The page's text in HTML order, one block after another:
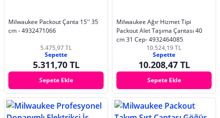
Milwaukee Packout Çanta 15'' 35
cm - 4932471066
5.475,97 TL
Sepette
5.311,70 TL
Sepete Ekle
Milwaukee Ağır Hizmet Tipi
Packout Alet Taşıma Çantası 40
cm 31 Cep- 4932464085
10.524,19 TL
Sepette
10.208,47 TL
Sepete Ekle